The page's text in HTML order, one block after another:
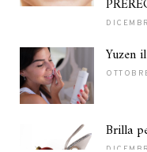
Yuzen
Brilla